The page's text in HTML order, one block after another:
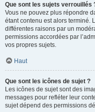
Que sont les sujets verrouillés
Vous ne pouvez plus répondre
étant contenu est alors terminé.
différentes raisons par un
permissions accordées par
vos propres sujets.
Haut
Que sont les icônes de sujet ?
Les icônes de sujet sont des
messages pour refléter leur
sujet dépend des permissions